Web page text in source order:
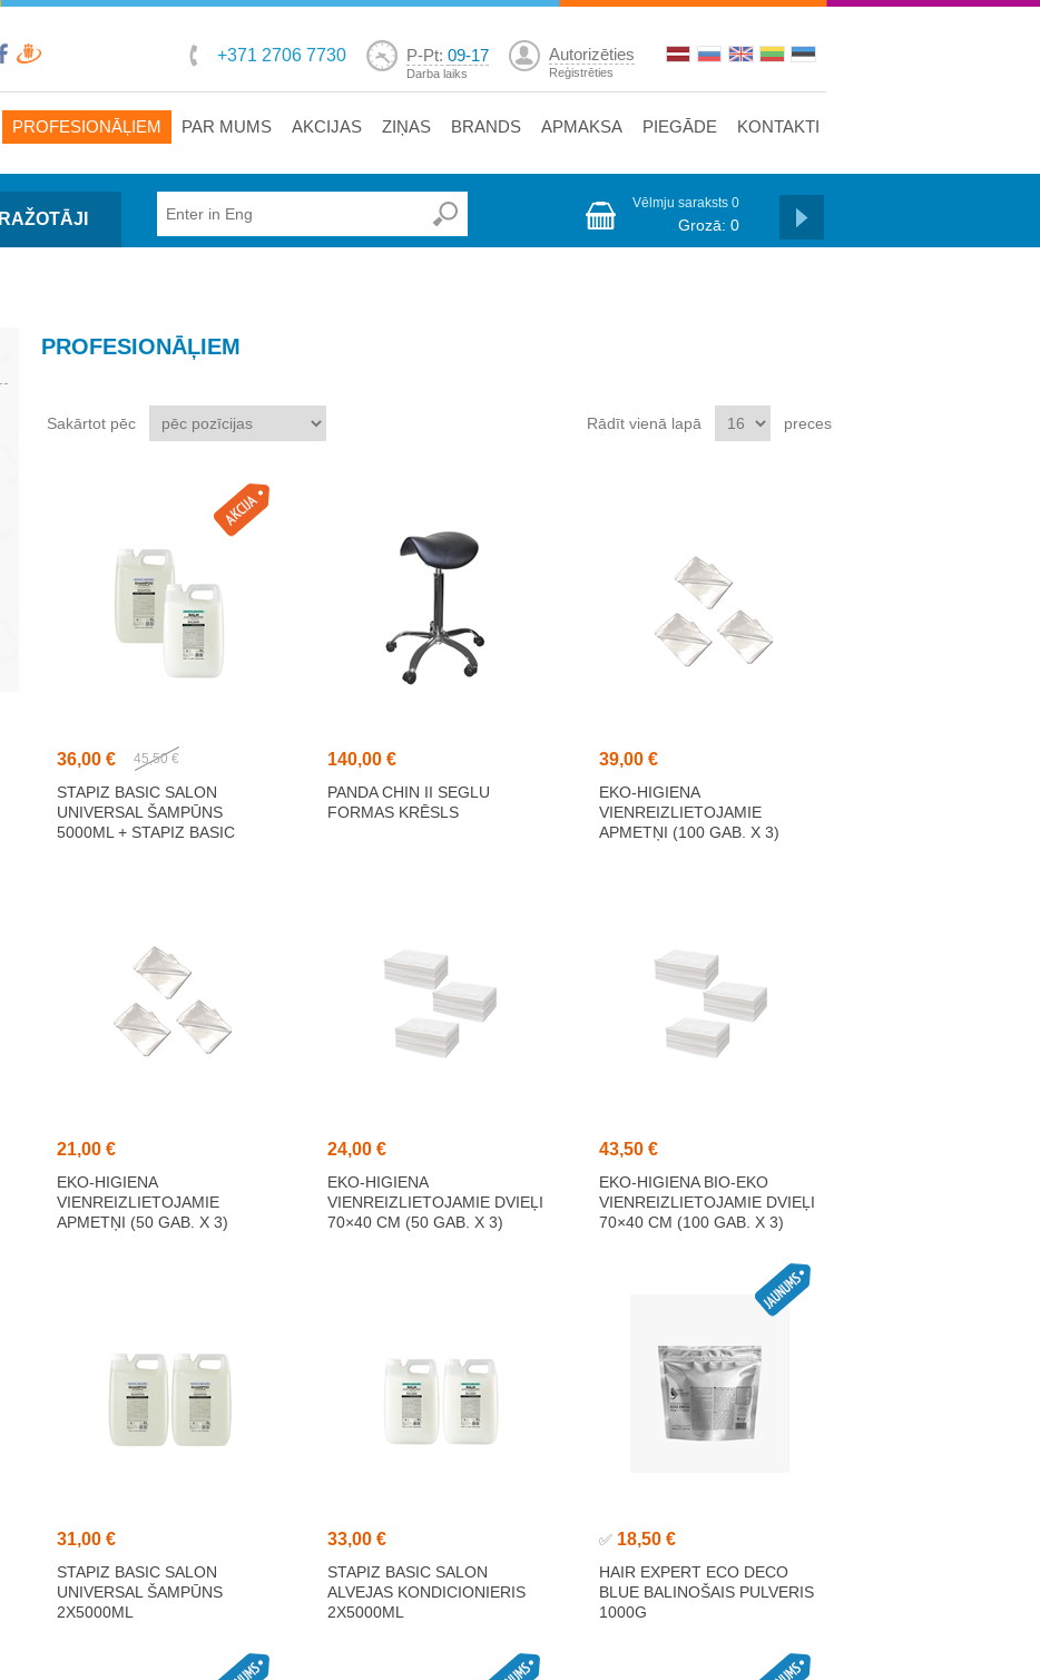
+371 2706 7730 P-Pt: 09-17
Darba laiks
Autorizēties
Reģistrēties
PROFESIONĀĻIEM PAR MUMS AKCIJAS ZIŅAS BRANDS APMAKSA PIEGĀDE KONTAKTI
RAŽOTĀJI
Vēlmju saraksts 0
Grozā: 0
PROFESIONĀĻIEM
Sakārtot pēc Rādīt vienā lapā preces
36,00 € 45,50 €
STAPIZ BASIC SALON
UNIVERSAL ŠAMPŪNS
5000ML + STAPIZ BASIC
140,00 €
PANDA CHIN II SEGLU
FORMAS KRĒSLS
39,00 €
EKO-HIGIENA
VIENREIZLIETOJAMIE
APMETŅI (100 GAB. X 3)
21,00 €
EKO-HIGIENA
VIENREIZLIETOJAMIE
APMETŅI (50 GAB. X 3)
24,00 €
EKO-HIGIENA
VIENREIZLIETOJAMIE DVIEĻI
70×40 CM (50 GAB. X 3)
43,50 €
EKO-HIGIENA BIO-EKO
VIENREIZLIETOJAMIE DVIEĻI
70×40 CM (100 GAB. X 3)
31,00 €
STAPIZ BASIC SALON
UNIVERSAL ŠAMPŪNS
2X5000ML
33,00 €
STAPIZ BASIC SALON
ALVEJAS KONDICIONIERIS
2X5000ML
✅ 18,50 €
HAIR EXPERT ECO DECO
BLUE BALINOŠAIS PULVERIS
1000G